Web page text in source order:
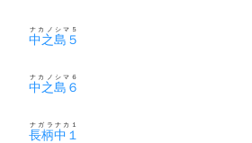
中之島５
ナカノシマ５
中之島６
ナカノシマ６
長柄中１
ナガラナカ１